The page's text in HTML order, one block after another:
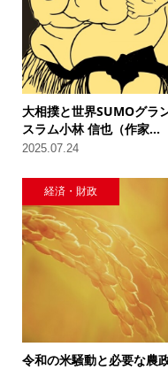
大相撲と世界SUMOグラ
スラム小林 信也（作家...
2025.07.24
経済・財政
令和の米騒動と必要な農